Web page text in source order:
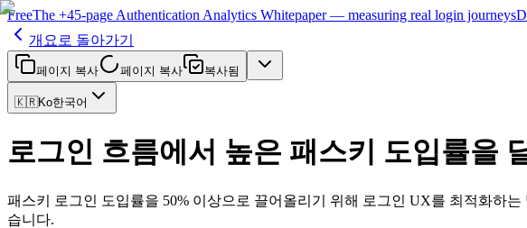
FreeThe +45-page Authentication Analytics Whitepaper — measuring real login journeys
개요로 돌아가기
페이지 복사 페이지 복사 복사됨
🇰🇷Ko한국어
로그인 흐름에서 높은 패스키 도입률을
패스키 로그인 도입률을 50% 이상으로 끌어올리기 위해 로그인 UX를 최적화하는
습니다.